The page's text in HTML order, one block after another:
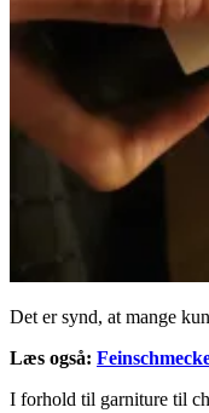
Det er synd, at mange
Læs også:
I forhold til garniture til